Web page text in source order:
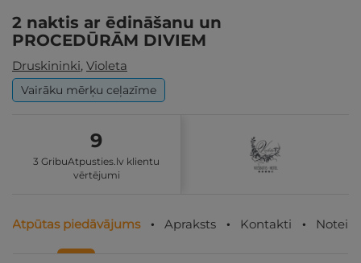
2 naktis ar ēdināšanu un
PROCEDŪRĀM DIVIEM
Druskininki, Violeta
Vairāku mērķu ceļazīme
9
3 GribuAtpusties.lv klientu
vērtējumi
Atpūtas piedāvājums Apraksts Kontakti